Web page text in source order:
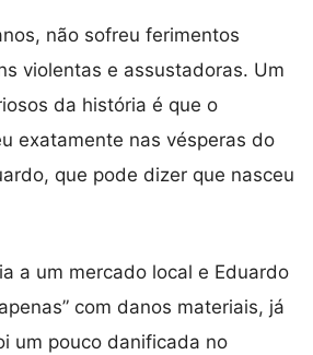
não sofreu ferimentos
violentas e assustadoras. Um
da história é que o
exatamente nas vésperas do
que pode dizer que nasceu
a um mercado local e Eduardo
com danos materiais, já
um pouco danificada no